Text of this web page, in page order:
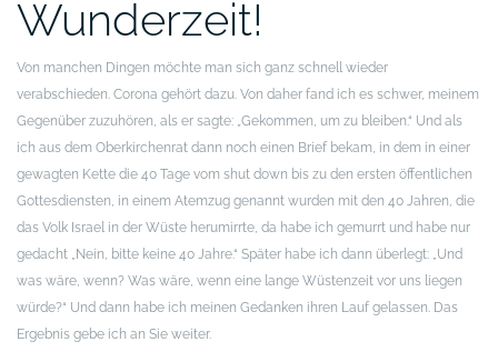
Wunderzeit!
Von manchen Dingen möchte man sich ganz schnell wieder
verabschieden. Corona gehört dazu. Von daher fand ich es schwer, meinem
Gegenüber zuzuhören, als er sagte: „Gekommen, um zu bleiben.“ Und als
ich aus dem Oberkirchenrat dann noch einen Brief bekam, in dem in einer
gewagten Kette die 40 Tage vom shut down bis zu den ersten öffentlichen
Gottesdiensten, in einem Atemzug genannt wurden mit den 40 Jahren, die
das Volk Israel in der Wüste herumirrte, da habe ich gemurrt und habe nur
gedacht „Nein, bitte keine 40 Jahre.“ Später habe ich dann überlegt: „Und
was wäre, wenn? Was wäre, wenn eine lange Wüstenzeit vor uns liegen
würde?“ Und dann habe ich meinen Gedanken ihren Lauf gelassen. Das
Ergebnis gebe ich an Sie weiter.